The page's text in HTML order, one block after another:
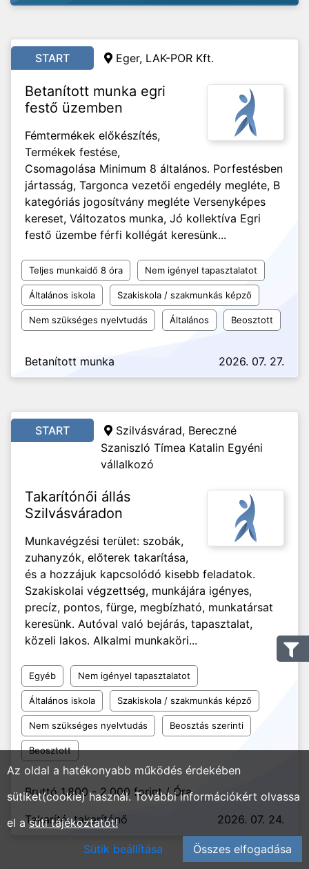
START Eger, LAK-POR Kft.
Betanított munka egri
festő üzemben
Fémtermékek előkészítés,
Termékek festése,
Csomagolása Minimum 8 általános. Porfestésben
jártasság, Targonca vezetői engedély megléte, B
kategóriás jogosítvány megléte Versenyképes
kereset, Változatos munka, Jó kollektíva Egri
festő üzembe férfi kollégát keresünk...
Teljes munkaidő 8 óra Nem igényel tapasztalatot
Általános iskola Szakiskola / szakmunkás képző
Nem szükséges nyelvtudás Általános Beosztott
Betanított munka 2026. 07. 27.
START
Szilvásvárad, Bereczné
Szaniszló Tímea Katalin Egyéni
vállalkozó
Takarítónői állás
Szilvásváradon
Munkavégzési terület: szobák,
zuhanyzók, előterek takarítása,
és a hozzájuk kapcsolódó kisebb feladatok.
Szakiskolai végzettség, munkájára igényes,
precíz, pontos, fürge, megbízható, munkatársat
keresünk. Autóval való bejárás, tapasztalat,
közeli lakos. Alkalmi munkaköri...
Egyéb Nem igényel tapasztalatot
Általános iskola Szakiskola / szakmunkás képző
Nem szükséges nyelvtudás Beosztás szerinti
Beosztott
Bruttó 1.800 - 2.000 forint / Óra
Takarító, takarítónő
2026. 07. 24.
Az oldal a hatékonyabb működés érdekében
sütiket(cookie) használ. További információkért olvassa
el asüti tájékoztatót!
Sütik beállítása
Összes elfogadása